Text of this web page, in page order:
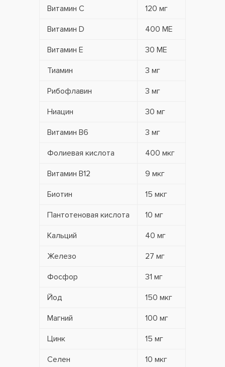
Витамин С 120 мг
Витамин D 400 МЕ
Витамин Е 30 МЕ
Тиамин 3 мг
Рибофлавин 3 мг
Ниацин 30 мг
Витамин В6 3 мг
Фолиевая кислота 400 мкг
Витамин В12 9 мкг
Биотин 15 мкг
Пантотеновая кислота 10 мг
Кальций 40 мг
Железо 27 мг
Фосфор 31 мг
Йод 150 мкг
Магний 100 мг
Цинк 15 мг
Селен 10 мкг